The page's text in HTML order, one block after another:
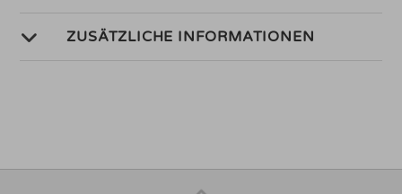
ZUSÄTZLICHE INFORMATIONEN